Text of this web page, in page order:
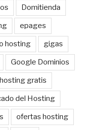
Domitienda
epages
hosting gigas
Google Dominios
hosting gratis
del Hosting
ofertas hosting